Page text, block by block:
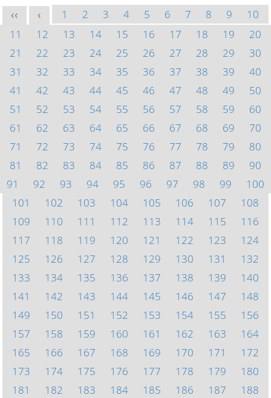
<< < 1 2 3 4 5 6 7 8 9
10
11
12 13 14 15 16 17 18 19
20
21
22 23 24 25 26 27 28 29
30
31
32 33 34 35 36 37 38 39
40
41
42 43 44 45 46 47 48 49
50
51
52 53 54 55 56 57 58 59
60
61
62 63 64 65 66 67 68 69
70
71
72 73 74 75 76 77 78 79
80
81
82 83 84 85 86 87 88 89
90
91
92 93 94 95 96 97 98 99
100
101
102 103 104 105 106 107
108
109
110 111 112 113 114 115
116
117
118 119 120 121 122 123
124
125
126 127 128 129 130 131
132
133
134 135 136 137 138 139
140
141
142 143 144 145 146 147
148
149
150 151 152 153 154 155
156
157
158 159 160 161 162 163
164
165
166 167 168 169 170 171
172
173
174 175 176 177 178 179
180
181
182 183 184 185 186 187
188